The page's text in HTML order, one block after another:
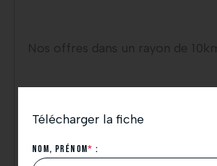
Nos offres dans un rayon de
Télécharger la fiche
Nom, Prénom* :